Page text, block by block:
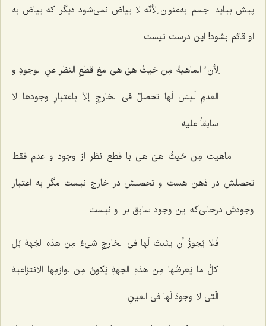
پیش بیاید. جسم به‌عنوانلِأنّه لا بیاض نمی‌شود دیگر که بیاض به
او قائم بشود! این درست نیست.
لِأن َّ الماهیةَ مِن حَیثُ هیَ هی معَ قطعِ النظرِ عنِ الوجودِ و
العدمِ لَیسَ لَها تحصلٌ فی الخارجِ إلاّ بِاعتبارِ وجودها لا
سابقاً علیه
ماهیت مِن حَیثُ هیَ هی با قطع نظر از وجود و عدم فقط
تحصلش در ذهن هست و تحصلش در خارج نیست مگر به اعتبار
وجودش درحالی‌که این وجود سابق بر او نیست.
فَلا یَجوزُ أن یثبتَ لَها فی الخارجِ شی‌ءٌ مِن هذهِ الجَهةِ بَل
کلُّ ما یَعرضُها مِن هذهِ الجهةِ یَکونُ مِن لوازمِها الانتزاعیةِ
الّتی لا وجودَ لَها فی العینِ.